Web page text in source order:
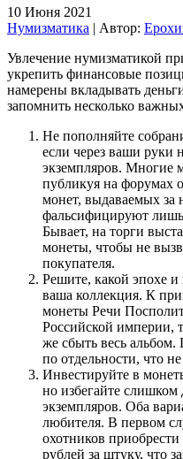
10 Июня 2021
Нумизматика | Автор:
Увлечение нумизматикой
укрепить финансовые
намерены вкладывать
запомнить несколько
Не пополняйте
если через ваши руки
экземпляров. Многие
публикуя на форумах
монет, выдаваемых за
фальсифицируют лишь
Бывает, на торги
монеты, чтобы не
покупателя.
Решите, какой эпохе и
ваша коллекция. К
монеты Речи
Российской империи,
же сбыть весь альбом.
по отдельности, что
Инвестируйте в
но избегайте
экземпляров. Оба
любителя. В первом
охотников
рублей за штуку, что